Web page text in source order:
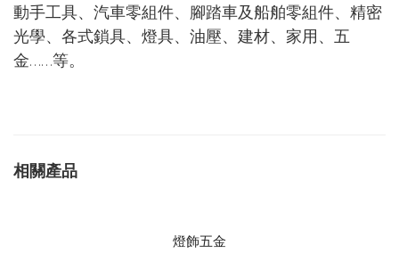
動手工具、汽車零組件、腳踏車及船舶零組件、精密
光學、各式鎖具、燈具、油壓、建材、家用、五
金……等。
相關產品
燈飾五金